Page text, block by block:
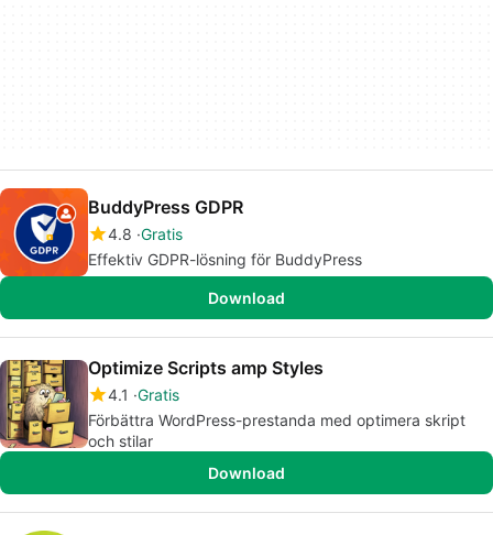
BuddyPress GDPR
4.8 Gratis
Effektiv GDPR-lösning för BuddyPress
Download
Optimize Scripts amp Styles
4.1 Gratis
Förbättra WordPress-prestanda med optimera skript
och stilar
Download